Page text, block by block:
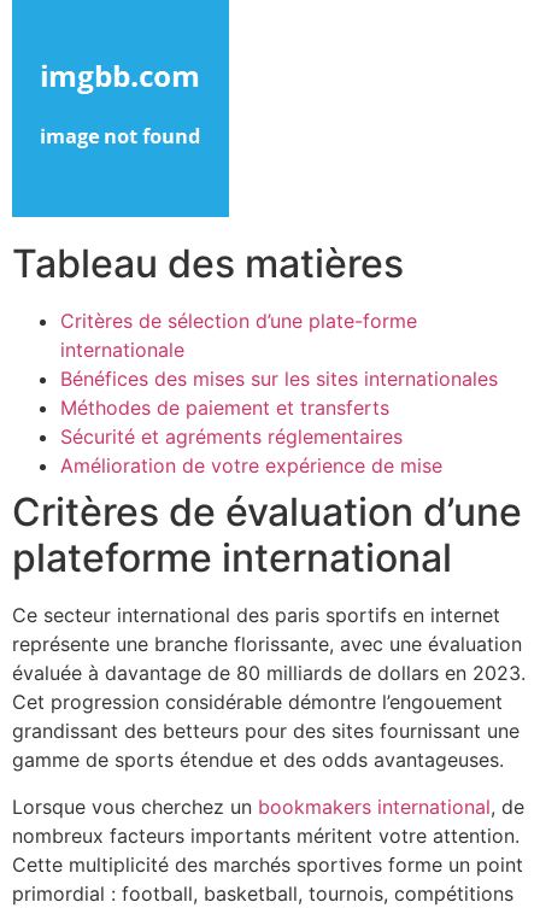
Tableau des matières
Critères de sélection d’une plate-forme
internationale
Bénéfices des mises sur les sites internationales
Méthodes de paiement et transferts
Sécurité et agréments réglementaires
Amélioration de votre expérience de mise
Critères de évaluation d’une
plateforme international
Ce secteur international des paris sportifs en internet
représente une branche florissante, avec une évaluation
évaluée à davantage de 80 milliards de dollars en 2023.
Cet progression considérable démontre l’engouement
grandissant des betteurs pour des sites fournissant une
gamme de sports étendue et des odds avantageuses.
Lorsque vous cherchez un bookmakers international, de
nombreux facteurs importants méritent votre attention.
Cette multiplicité des marchés sportives forme un point
primordial : football, basketball, tournois, compétitions